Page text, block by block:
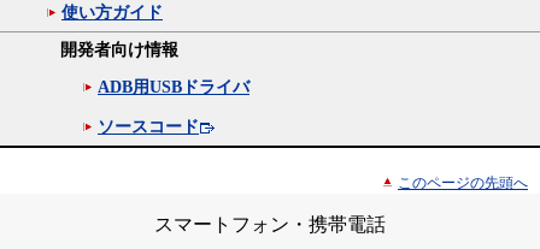
使い方ガイド
開発者向け情報
ADB用USBドライバ
ソースコード
このページの先頭へ
スマートフォン・携帯電話